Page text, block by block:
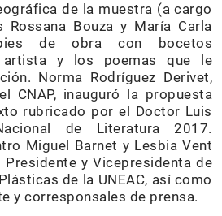
de la muestra (a cargo
Rossana Bouza y María Carla
de obra con bocetos
y los poemas que le
Norma Rodríguez Derivet,
CNAP, inauguró la propuesta
rubricado por el Doctor Luis
de Literatura 2017.
Miguel Barnet y Lesbia Vent
Presidente y Vicepresidenta de
de la UNEAC, así como
y corresponsales de prensa.